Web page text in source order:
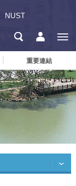
NUST
重要連結